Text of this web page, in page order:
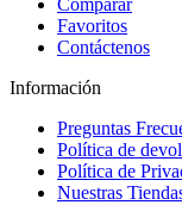
Comparar
Favoritos
Contáctenos
Información
Preguntas
Política de
Política de
Nuestras